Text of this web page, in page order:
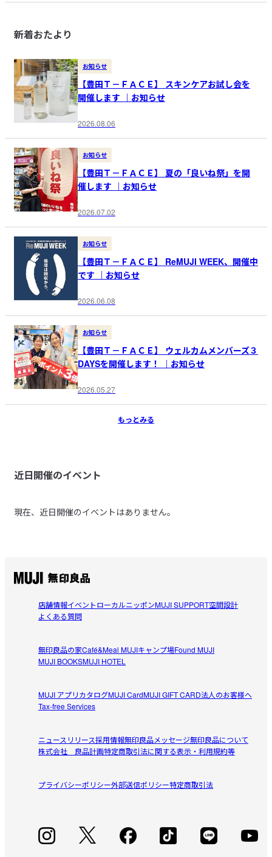
新着おたより
お知らせ
【豊田Ｔ－ＦＡＣＥ】 スキンケアお試し会を
開催します ｜お知らせ
2026.08.06
お知らせ
【豊田Ｔ－ＦＡＣＥ】 夏の「良いね祭」を開
催します ｜お知らせ
2026.07.02
お知らせ
【豊田Ｔ－ＦＡＣＥ】 ReMUJI WEEK、開催中
です ｜お知らせ
2026.06.08
お知らせ
【豊田Ｔ－ＦＡＣＥ】 ウェルカムメンバーズ３
DAYSを開催します！ ｜お知らせ
2026.05.27
もっとみる
近日開催のイベント
現在、近日開催のイベントはありません。
店舗情報イベントローカルニッポンMUJI SUPPORT空間設計
よくある質問
無印良品の家Café&Meal MUJIキャンプ場Found MUJI
MUJI BOOKSMUJI HOTEL
MUJI アプリカタログMUJI CardMUJI GIFT CARD法人のお客様へ
Tax-free Services
ニュースリリース採用情報無印良品メッセージ無印良品について
株式会社 良品計画特定商取引法に関する表示・利用規約等
プライバシーポリシー外部送信ポリシー特定商取引法